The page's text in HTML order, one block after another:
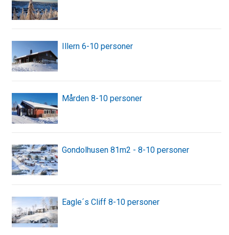
Illern 6-10 personer
Mården 8-10 personer
Gondolhusen 81m2 - 8-10 personer
Eagle´s Cliff 8-10 personer